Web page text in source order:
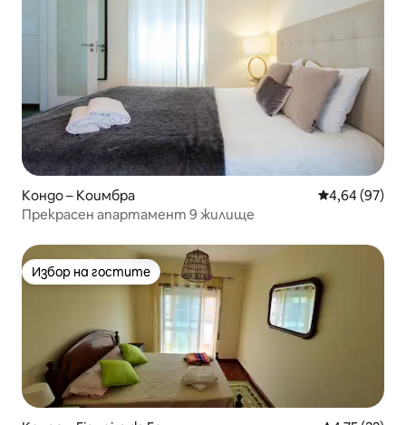
Кондо – Коимбра Средна
4,64 (97)
Прекрасен апартамент 9 жилище
Избор на гостите
Избор на гостите